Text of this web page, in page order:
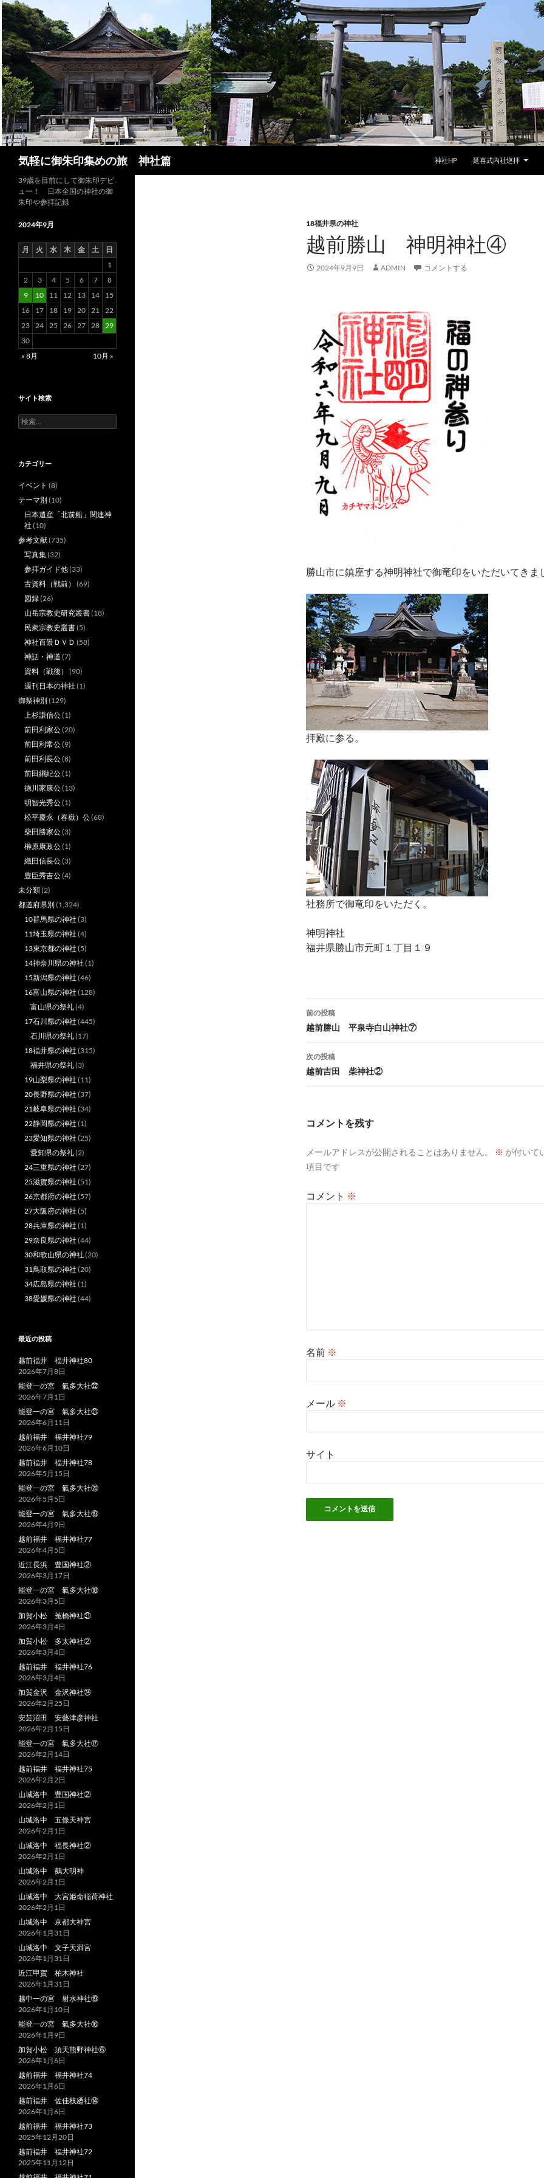
コ
ン
テ
ン
ツ
へ
ス
キ
ッ
プ
気軽に御朱印集めの旅 神社篇 神社HP 延喜式内社巡拝
18福井県の神社
越前勝山 神明神社④
2024年9月9日 ADMIN コメントする
勝山市に鎮座する神明神社で御竜印をいただいてきま
拝殿に参る。
社務所で御竜印をいただく。
神明神社
福井県勝山市元町１丁目１９
投
稿
ナ
ビ
ゲ
ョ
前の投稿
越前勝山 平泉寺白山神社⑦
次の投稿
越前吉田 柴神社②
コメントを残す
メールアドレスが公開されることはありません。 ※ が付いて
項目です
コメント ※
名前 ※
メール ※
サイト
39歳を目前にして御朱印デビ
ュー！ 日本全国の神社の御
朱印や参拝記録
2024年9月
月 火 水 木 金 土
日
1
2
3 4 5 6 7
8
9
10 11 12 13 14
15
16
17 18 19 20 21 22
23 24 25 26 27 28 29
30
« 8月
10月 »
サイト検索
検
索:
カテゴリー
イベント (8)
テーマ別 (10)
日本遺産「北前船」関連神
社 (10)
参考文献(735)
写真集(32)
参拝ガイド他(33)
古資料（戦前） (69)
図録(26)
山岳宗教史研究叢書(18)
民衆宗教史叢書(5)
神社百景ＤＶＤ (58)
神話・神道 (7)
資料（戦後） (90)
週刊日本の神社 (1)
御祭神別 (129)
上杉謙信公(1)
前田利家公(20)
前田利常公(9)
前田利長公(8)
前田綱紀公(1)
徳川家康公(13)
明智光秀公(1)
松平慶永（春嶽）公(68)
柴田勝家公(3)
榊原康政公(1)
織田信長公(3)
豊臣秀吉公(4)
未分類(2)
都道府県別 (1,324)
10群馬県の神社 (3)
11埼玉県の神社 (4)
13東京都の神社 (5)
14神奈川県の神社 (1)
15新潟県の神社 (46)
16富山県の神社 (128)
富山県の祭礼(4)
17石川県の神社 (445)
石川県の祭礼(17)
18福井県の神社 (315)
福井県の祭礼(3)
19山梨県の神社 (11)
20長野県の神社 (37)
21岐阜県の神社 (34)
22静岡県の神社 (1)
23愛知県の神社 (25)
愛知県の祭礼(2)
24三重県の神社 (27)
25滋賀県の神社 (51)
26京都府の神社 (57)
27大阪府の神社 (5)
28兵庫県の神社 (1)
29奈良県の神社 (44)
30和歌山県の神社 (20)
31鳥取県の神社 (20)
34広島県の神社 (1)
38愛媛県の神社 (44)
最近の投稿
越前福井 福井神社80
2026年7月8日
能登一の宮 氣多大社㉒
2026年7月1日
能登一の宮 氣多大社㉑
2026年6月11日
越前福井 福井神社79
2026年6月10日
越前福井 福井神社78
2026年5月15日
能登一の宮 氣多大社⑳
2026年5月5日
能登一の宮 氣多大社⑲
2026年4月9日
越前福井 福井神社77
2026年4月5日
近江長浜 豊国神社②
2026年3月17日
能登一の宮 氣多大社⑱
2026年3月5日
加賀小松 菟橋神社㉑
2026年3月4日
加賀小松 多太神社②
2026年3月4日
越前福井 福井神社76
2026年3月4日
加賀金沢 金沢神社㉔
2026年2月25日
安芸沼田 安藝津彦神社
2026年2月15日
能登一の宮 氣多大社⑰
2026年2月14日
越前福井 福井神社75
2026年2月2日
山城洛中 豊国神社②
2026年2月1日
山城洛中 五條天神宮
2026年2月1日
山城洛中 福長神社②
2026年2月1日
山城洛中 鵺大明神
2026年2月1日
山城洛中 大宮姫命稲荷神社
2026年2月1日
山城洛中 京都大神宮
2026年1月31日
山城洛中 文子天満宮
2026年1月31日
近江甲賀 柏木神社
2026年1月31日
越中一の宮 射水神社⑲
2026年1月10日
能登一の宮 氣多大社⑯
2026年1月9日
加賀小松 須天熊野神社⑥
2026年1月6日
越前福井 福井神社74
2026年1月6日
越前福井 佐佳枝廼社⑭
2026年1月6日
越前福井 福井神社73
2025年12月20日
越前福井 福井神社72
2025年11月12日